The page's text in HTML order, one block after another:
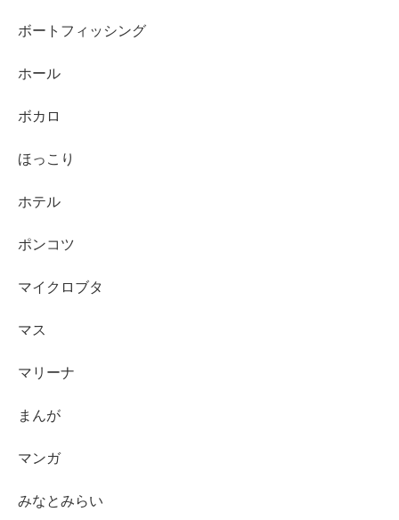
ボートフィッシング
ホール
ボカロ
ほっこり
ホテル
ポンコツ
マイクロブタ
マス
マリーナ
まんが
マンガ
みなとみらい